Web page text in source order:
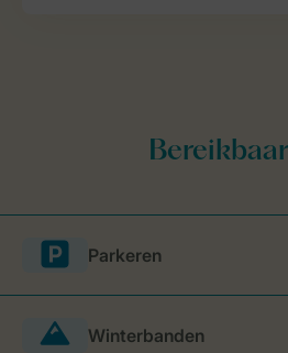
Parkeren
Winterbanden